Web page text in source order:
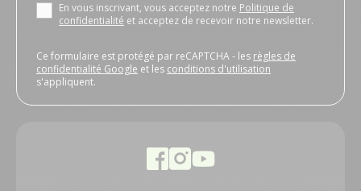
En vous inscrivant, vous acceptez notre Politique de
confidentialité et acceptez de recevoir notre newsletter.
Ce formulaire est protégé par reCAPTCHA - les règles de
confidentialité Google et les conditions d'utilisation
s'appliquent.